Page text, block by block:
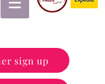
sign up